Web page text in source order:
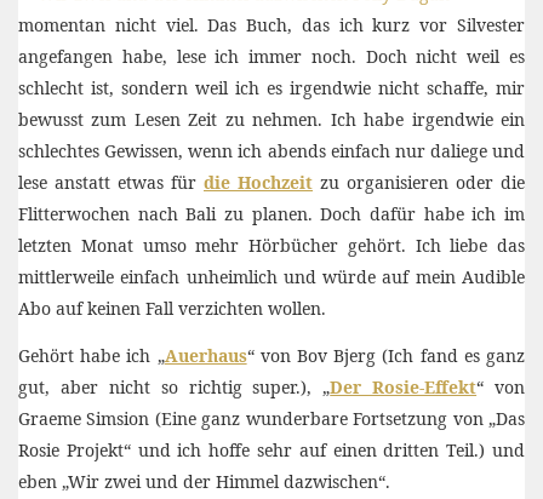
momentan nicht viel. Das Buch, das ich kurz vor Silvester
angefangen habe, lese ich immer noch. Doch nicht weil es
schlecht ist, sondern weil ich es irgendwie nicht schaffe, mir
bewusst zum Lesen Zeit zu nehmen. Ich habe irgendwie ein
schlechtes Gewissen, wenn ich abends einfach nur daliege und
lese anstatt etwas für die Hochzeit zu organisieren oder die
Flitterwochen nach Bali zu planen. Doch dafür habe ich im
letzten Monat umso mehr Hörbücher gehört. Ich liebe das
mittlerweile einfach unheimlich und würde auf mein Audible
Abo auf keinen Fall verzichten wollen.
Gehört habe ich „Auerhaus“ von Bov Bjerg (Ich fand es ganz
gut, aber nicht so richtig super.), „Der Rosie-Effekt“ von
Graeme Simsion (Eine ganz wunderbare Fortsetzung von „Das
Rosie Projekt“ und ich hoffe sehr auf einen dritten Teil.) und
eben „Wir zwei und der Himmel dazwischen“.